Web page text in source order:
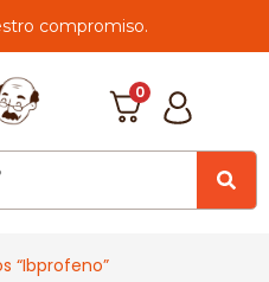
compromiso.
0
“ibprofeno”